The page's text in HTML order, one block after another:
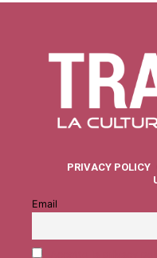
PRIVACY POLICY
Email